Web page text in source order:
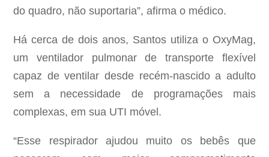
do quadro, não suportaria”, afirma o médico.
Há cerca de dois anos, Santos utiliza o OxyMag,
um ventilador pulmonar de transporte flexível
capaz de ventilar desde recém-nascido a adulto
sem a necessidade de programações mais
complexas, em sua UTI móvel.
“Esse respirador ajudou muito os bebês que